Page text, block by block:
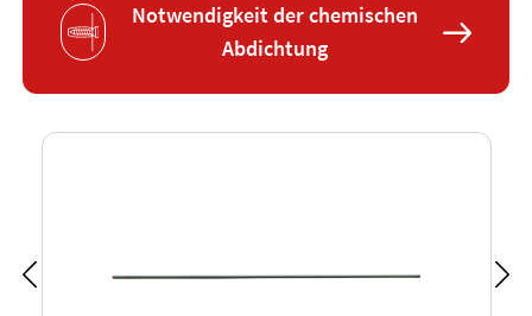
Notwendigkeit der chemischen
Abdichtung